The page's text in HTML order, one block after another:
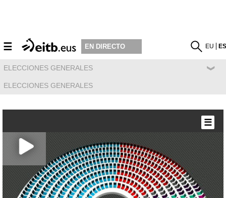
☰ EN DIRECTO EU
ELECCIONES GENERALES
ELECCIONES GENERALES
☰